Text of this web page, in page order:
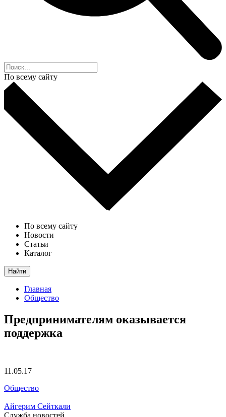
По всему сайту
По всему сайту
Новости
Статьи
Каталог
Найти
Главная
Общество
Предпринимателям оказывается
поддержка
11.05.17
Общество
Айгерим Сейткали